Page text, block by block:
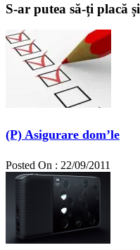
S-ar putea să-ți placă și
(P) Asigurare dom’le
Posted On : 22/09/2011